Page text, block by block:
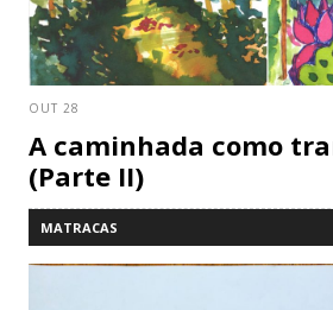
OUT 28
A caminhada como
(Parte II)
MATRACAS